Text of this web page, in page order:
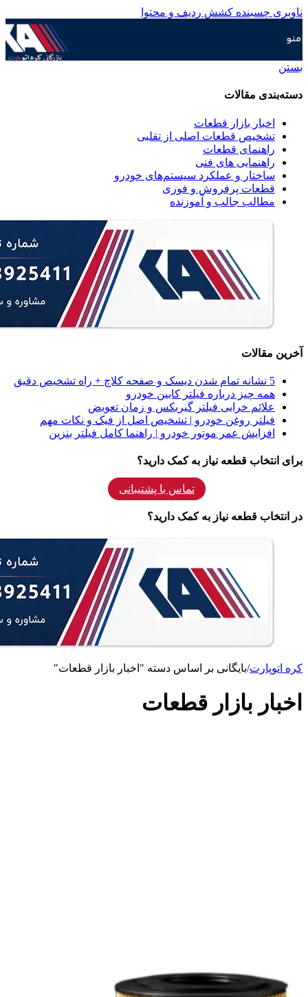
ناوبری چسبنده کشش ردیف و محتوا
منو
بستن
دسته‌بندی مقالات
اخبار بازار قطعات
تشخیص قطعات اصلی از تقلبی
راهنمای قطعات
راهنمایی های فنی
ساختار و عملکرد سیستم‌های خودرو
قطعات پرفروش و فوری
مطالب جالب و آموزنده
آخرین مقالات
5 نشانه‌ تمام شدن دیسک و صفحه کلاچ + راه تشخیص دقیق
همه‌ چیز درباره فیلتر کابین خودرو
علائم خرابی فیلتر گیربکس و زمان تعویض
فیلتر روغن خودرو | تشخیص اصل از فیک و نکات مهم
افزایش عمر موتور خودرو | راهنما کامل فیلتر بنزین
برای انتخاب قطعه نیاز به کمک دارید؟
تماس با پشتیبانی
در انتخاب قطعه نیاز به کمک دارید؟
کره اتوپارت/بایگانی بر اساس دسته "اخبار بازار قطعات"
اخبار بازار قطعات